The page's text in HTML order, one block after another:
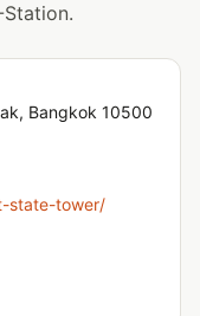
Bangkok 10500
state-tower/